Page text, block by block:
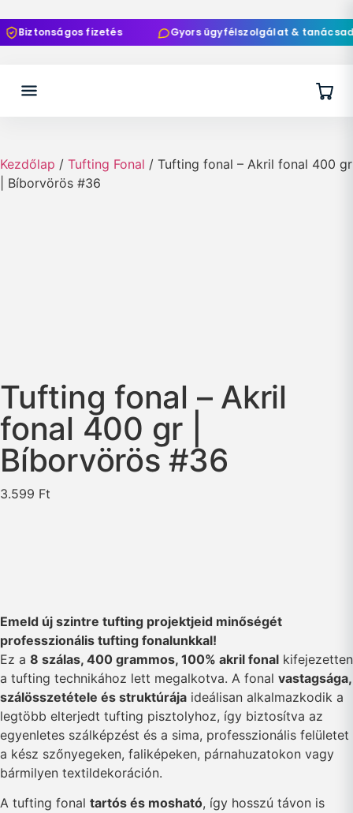
Biztonságos fizetés Gyors ügyfélszolgálat & tanácsadás
Kezdőlap / Tufting Fonal / Tufting fonal – Akril fonal 400 gr
| Bíborvörös #36
Tufting fonal – Akril
fonal 400 gr |
Bíborvörös #36
3.599 Ft
Emeld új szintre tufting projektjeid minőségét
professzionális tufting fonalunkkal!
Ez a 8 szálas, 400 grammos, 100% akril fonal kifejezetten
a tufting technikához lett megalkotva. A fonal vastagsága,
szálösszetétele és struktúrája ideálisan alkalmazkodik a
legtöbb elterjedt tufting pisztolyhoz, így biztosítva az
egyenletes szálképzést és a sima, professzionális felületet
a kész szőnyegeken, faliképeken, párnahuzatokon vagy
bármilyen textildekoráción.
A tufting fonal tartós és mosható, így hosszú távon is